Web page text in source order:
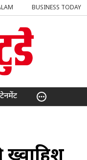
BUSINESS TODAY